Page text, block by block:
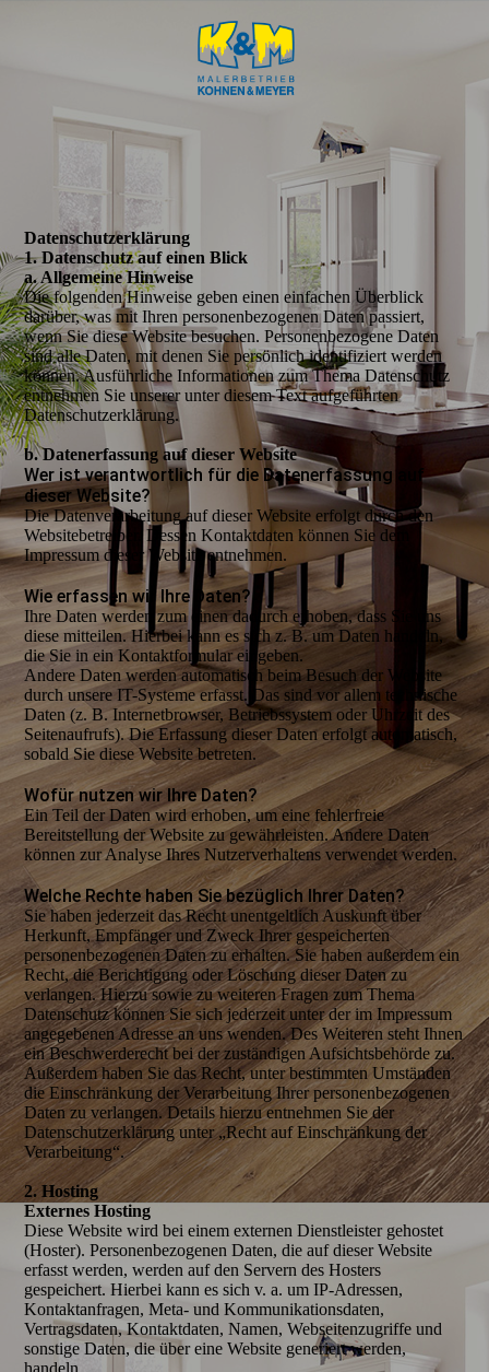
Daten­­schutz­­erklärung
1. Datenschutz auf einen Blick
a. Allgemeine Hinweise
Die folgenden Hinweise geben einen einfachen Überblick
darüber, was mit Ihren personenbezogenen Daten passiert,
wenn Sie diese Website besuchen. Personenbezogene Daten
sind alle Daten, mit denen Sie persönlich identifiziert werden
können. Ausführliche Informationen zum Thema Datenschutz
entnehmen Sie unserer unter diesem Text aufgeführten
Datenschutzerklärung.
b. Datenerfassung auf dieser Website
Wer ist verantwortlich für die Datenerfassung auf
dieser Website?
Die Datenverarbeitung auf dieser Website erfolgt durch den
Websitebetreiber. Dessen Kontaktdaten können Sie dem
Impressum dieser Website entnehmen.
Wie erfassen wir Ihre Daten?
Ihre Daten werden zum einen dadurch erhoben, dass Sie uns
diese mitteilen. Hierbei kann es sich z. B. um Daten handeln,
die Sie in ein Kontaktformular eingeben.
Andere Daten werden automatisch beim Besuch der Website
durch unsere IT-Systeme erfasst. Das sind vor allem technische
Daten (z. B. Internetbrowser, Betriebssystem oder Uhrzeit des
Seitenaufrufs). Die Erfassung dieser Daten erfolgt automatisch,
sobald Sie diese Website betreten.
Wofür nutzen wir Ihre Daten?
Ein Teil der Daten wird erhoben, um eine fehlerfreie
Bereitstellung der Website zu gewährleisten. Andere Daten
können zur Analyse Ihres Nutzerverhaltens verwendet werden.
Welche Rechte haben Sie bezüglich Ihrer Daten?
Sie haben jederzeit das Recht unentgeltlich Auskunft über
Herkunft, Empfänger und Zweck Ihrer gespeicherten
personenbezogenen Daten zu erhalten. Sie haben außerdem ein
Recht, die Berichtigung oder Löschung dieser Daten zu
verlangen. Hierzu sowie zu weiteren Fragen zum Thema
Datenschutz können Sie sich jederzeit unter der im Impressum
angegebenen Adresse an uns wenden. Des Weiteren steht Ihnen
ein Beschwerderecht bei der zuständigen Aufsichtsbehörde zu.
Außerdem haben Sie das Recht, unter bestimmten Umständen
die Einschränkung der Verarbeitung Ihrer personenbezogenen
Daten zu verlangen. Details hierzu entnehmen Sie der
Datenschutzerklärung unter „Recht auf Einschränkung der
Verarbeitung“.
2. Hosting
Externes Hosting
Diese Website wird bei einem externen Dienstleister gehostet
(Hoster). Personenbezogenen Daten, die auf dieser Website
erfasst werden, werden auf den Servern des Hosters
gespeichert. Hierbei kann es sich v. a. um IP-Adressen,
Kontaktanfragen, Meta- und Kommunikationsdaten,
Vertragsdaten, Kontaktdaten, Namen, Webseitenzugriffe und
sonstige Daten, die über eine Website generiert werden,
handeln.